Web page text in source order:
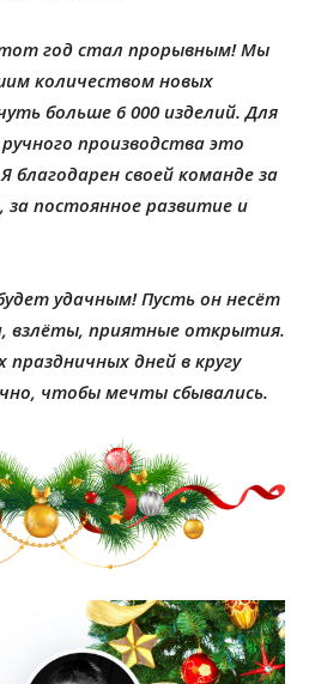
год стал прорывным! Мы
количеством новых
больше 6 000 изделий. Для
производства это
своей команде за
постоянное развитие и
удачным! Пусть он несёт
взлёты, приятные открытия.
дней в кругу
чтобы мечты сбывались.